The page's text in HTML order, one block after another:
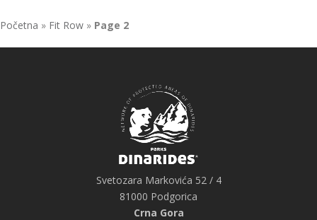
Početna » Fit Row » Page 2
Svetozara Markovića 52 / 4
81000 Podgorica
Crna Gora